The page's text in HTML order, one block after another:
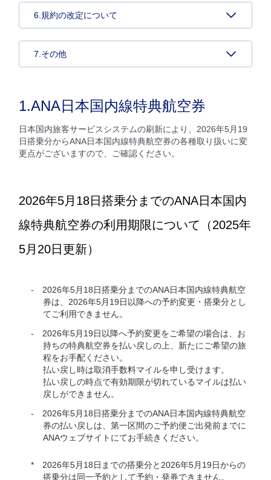
6.規約の改定について
7.その他
1.ANA日本国内線特典航空券
日本国内旅客サービスシステムの刷新により、2026年5月19
日搭乗分からANA日本国内線特典航空券の各種取り扱いに変
更点がございますので、ご確認ください。
2026年5月18日搭乗分までのANA日本国内
線特典航空券の利用期限について（2025年
5月20日更新）
2026年5月18日搭乗分までのANA日本国内線特典航空
券は、2026年5月19日以降への予約変更・搭乗分とし
てご利用できません。
2026年5月19日以降へ予約変更をご希望の場合は、お
持ちの特典航空券を払い戻しの上、新たにご希望の旅
程をお手配ください。
払い戻し時は取消手数料マイルを申し受けます。
払い戻しの時点で有効期限が切れているマイルは払い
戻しができません。
2026年5月18日搭乗分までのANA日本国内線特典航空
券の払い戻しは、第一区間のご予約便ご出発前までに
ANAウェブサイトにてお手続きください。
2026年5月18日までの搭乗分と2026年5月19日からの
搭乗分は同一予約として予約・発券できません。